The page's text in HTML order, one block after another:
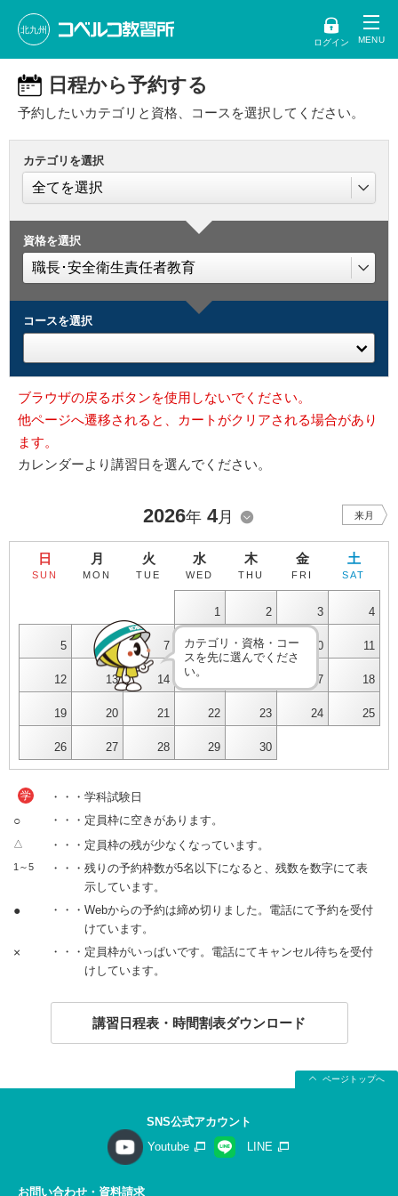
北九州
ログイン
日程から予約する
予約したいカテゴリと資格、コースを選択してください。
カテゴリを選択
資格を選択
コースを選択
ブラウザの戻るボタンを使用しないでください。
他ページへ遷移されると、カートがクリアされる場合があり
ます。
カレンダーより講習日を選んでください。
2026年 4月 来月
日
SUN
月
MON
火
TUE
水
WED
木
THU
金
FRI
土
SAT
1 2 3 4
5 6 7 8 9 10 11
12 13 14 17 18
19 20 21 22 23 24 25
26 27 28 29 30
カテゴリ・資格・コー
スを先に選んでくださ
い。
学 ・・・学科試験日
○ ・・・定員枠に空きがあります。
△ ・・・定員枠の残が少なくなっています。
1～5
・・・残りの予約枠数が5名以下になると、残数を数字にて表
示しています。
●
・・・Webからの予約は締め切りました。電話にて予約を受付
けています。
×
・・・定員枠がいっぱいです。電話にてキャンセル待ちを受付
けしています。
講習日程表・時間割表ダウンロード
ページトップへ
SNS公式アカウント
Youtube
LINE
お問い合わせ・資料請求